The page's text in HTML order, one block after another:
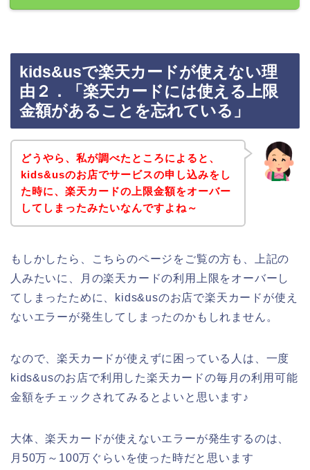
kids&usで楽天カードが使えない理
由２．「楽天カードには使える上限
金額があることを忘れている」
どうやら、私が調べたところによると、
kids&usのお店でサービスの申し込みをし
た時に、楽天カードの上限金額をオーバー
してしまったみたいなんですよね～
もしかしたら、こちらのページをご覧の方も、上記の
人みたいに、月の楽天カードの利用上限をオーバーし
てしまったために、kids&usのお店で楽天カードが使え
ないエラーが発生してしまったのかもしれません。
なので、楽天カードが使えずに困っている人は、一度
kids&usのお店で利用した楽天カードの毎月の利用可能
金額をチェックされてみるとよいと思います♪
大体、楽天カードが使えないエラーが発生するのは、
月50万～100万ぐらいを使った時だと思います